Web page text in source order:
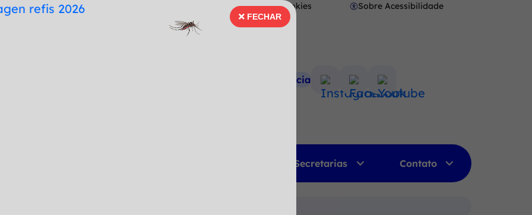
Mapa do Site Cookies
Abrir
Sobre Acessibilidade
Portal Transparência
Acessar
Social
Instagram
Acessar
a
Social
Facebook
Acessar
Social
Youtube
Secretarias Contato
FECHAR